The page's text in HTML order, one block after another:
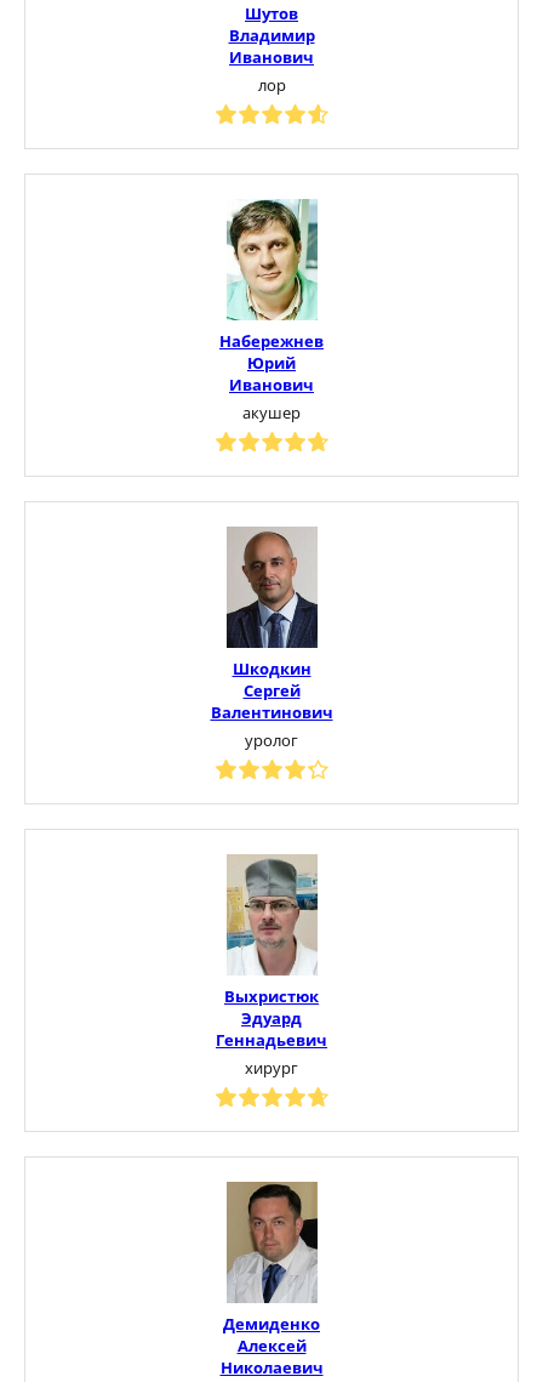
Шутов
Владимир
Иванович
лор
Набережнев
Юрий
Иванович
акушер
Шкодкин
Сергей
Валентинович
уролог
Выхристюк
Эдуард
Геннадьевич
хирург
Демиденко
Алексей
Николаевич